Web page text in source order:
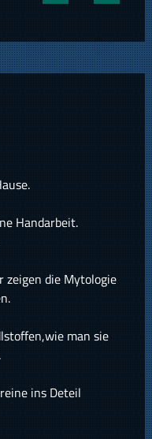
Handarbeit.
zeigen die Mytologie
man sie
ins Deteil